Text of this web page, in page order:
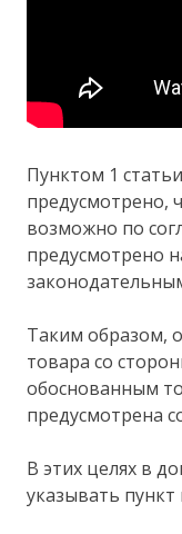
Пунктом 1
предусмотрено,
возможно по
предусмотрено
Таким образом,
товара со
обоснованным
предусмотрена
В этих целях в
указывать